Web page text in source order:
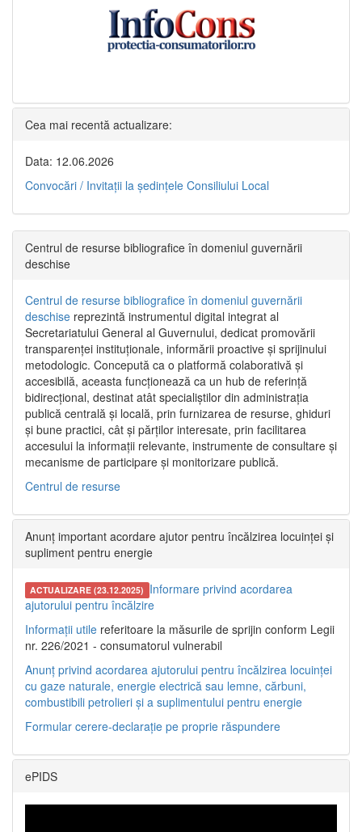
Cea mai recentă actualizare:
Data: 12.06.2026
Convocări / Invitaţii la şedinţele Consiliului Local
Centrul de resurse bibliografice în domeniul guvernării
deschise
Centrul de resurse bibliografice în domeniul guvernării
deschise reprezintă instrumentul digital integrat al
Secretariatului General al Guvernului, dedicat promovării
transparenței instituționale, informării proactive și sprijinului
metodologic. Concepută ca o platformă colaborativă și
accesibilă, aceasta funcționează ca un hub de referință
bidirecțional, destinat atât specialiștilor din administrația
publică centrală și locală, prin furnizarea de resurse, ghiduri
și bune practici, cât și părților interesate, prin facilitarea
accesului la informații relevante, instrumente de consultare și
mecanisme de participare și monitorizare publică.
Centrul de resurse
Anunț important acordare ajutor pentru încălzirea locuinței și
supliment pentru energie
ACTUALIZARE (23.12.2025) Informare privind acordarea
ajutorului pentru încălzire
Informații utile referitoare la măsurile de sprijin conform Legii
nr. 226/2021 - consumatorul vulnerabil
Anunț privind acordarea ajutorului pentru încălzirea locuinței
cu gaze naturale, energie electrică sau lemne, cărbuni,
combustibili petrolieri și a suplimentului pentru energie
Formular cerere-declarație pe proprie răspundere
ePIDS